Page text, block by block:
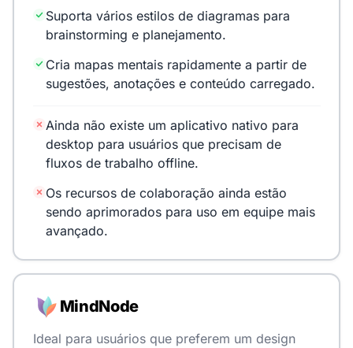
Suporta vários estilos de diagramas para
brainstorming e planejamento.
Cria mapas mentais rapidamente a partir de
sugestões, anotações e conteúdo carregado.
Ainda não existe um aplicativo nativo para
desktop para usuários que precisam de
fluxos de trabalho offline.
Os recursos de colaboração ainda estão
sendo aprimorados para uso em equipe mais
avançado.
MindNode
Ideal para usuários que preferem um design